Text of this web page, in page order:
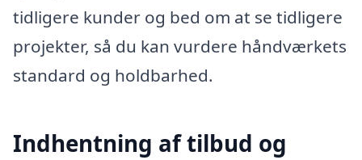
tidligere kunder og bed om at se tidligere
projekter, så du kan vurdere håndværkets
standard og holdbarhed.
Indhentning af tilbud og